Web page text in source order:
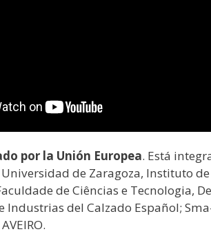
por la Unión Europea. Está
de Zaragoza, Instituto
de Ciências e Tecnologia,
del Calzado Español;